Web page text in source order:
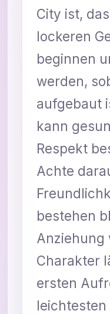
City ist,
lockeren
beginnen
werden,
aufgebaut
kann
Respekt
Achte
bestehen
Anziehung
Charakter
ersten
leichtesten